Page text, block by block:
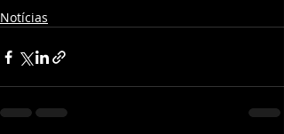
Notícias